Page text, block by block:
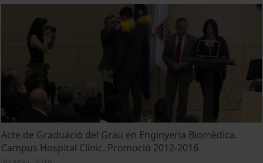
Acte de Graduació del Grau en Enginyeria Biomèdica.
Campus Hospital Clínic. Promoció 2012-2016